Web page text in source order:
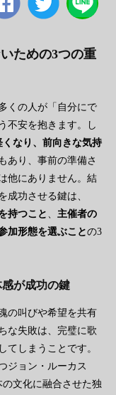
ための3つの重
くの人が「自分にで
不安を抱きます。し
なり、前向きな気持
あり、事前の準備さ
他にありません。結
成功させる鍵は、
持つこと 、 主催者の
加形態を選ぶことの3
が成功の鍵
の叫びや希望を共有
な失敗は、完璧に歌
てしまうことです。
ジョン・ルーカス
の文化に融合させた独